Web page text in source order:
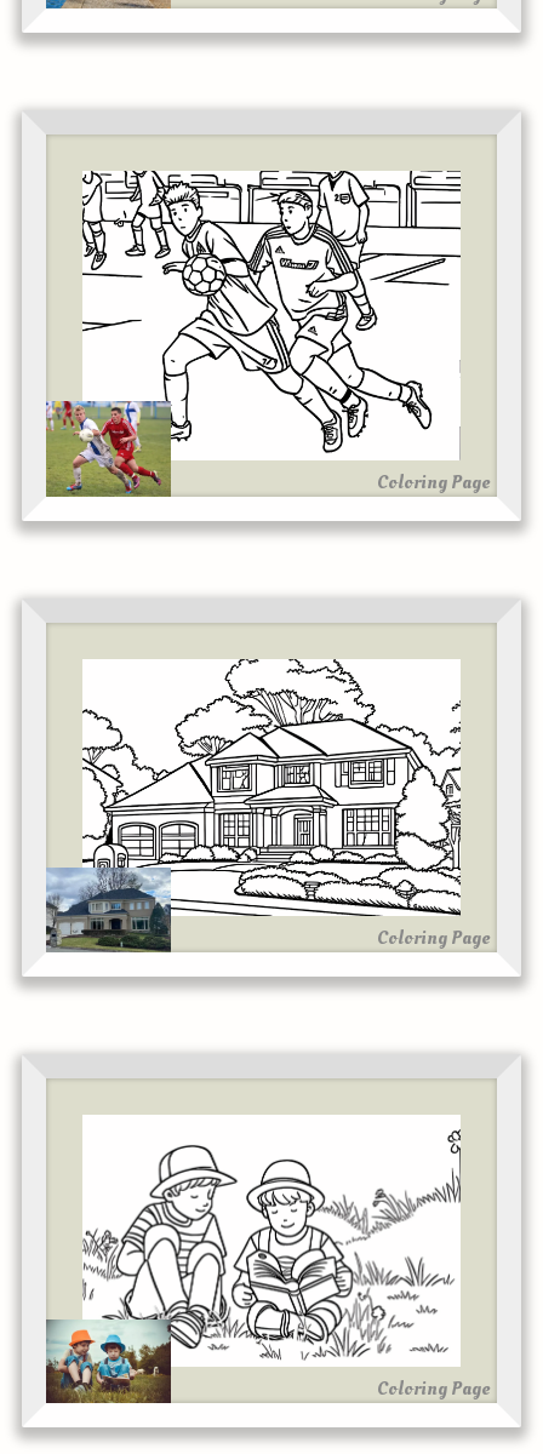
Coloring Page
Coloring Page
Coloring Page